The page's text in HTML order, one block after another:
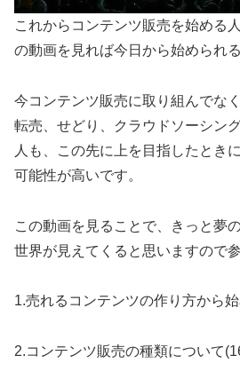
これからコンテンツ販売を始める
の動画を見れば今日から始められる
今コンテンツ販売に取り組んでな
転売、せどり、クラウドソーシン
人も、この先に上を目指したとき
可能性が高いです。
この動画を見ることで、きっと夢
世界が見えてくると思いますので
1.売れるコンテンツの作り方から始
2.コンテンツ販売の種類について